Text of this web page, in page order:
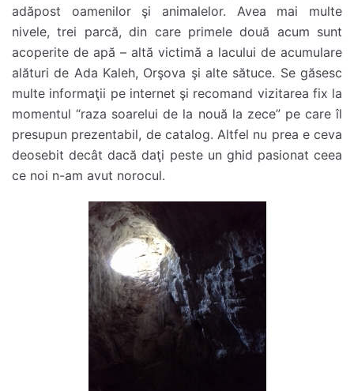
adăpost oamenilor şi animalelor. Avea mai multe
nivele, trei parcă, din care primele două acum sunt
acoperite de apă – altă victimă a lacului de acumulare
alături de Ada Kaleh, Orşova şi alte sătuce. Se găsesc
multe informaţii pe internet şi recomand vizitarea fix la
momentul “raza soarelui de la nouă la zece” pe care îl
presupun prezentabil, de catalog. Altfel nu prea e ceva
deosebit decât dacă daţi peste un ghid pasionat ceea
ce noi n-am avut norocul.